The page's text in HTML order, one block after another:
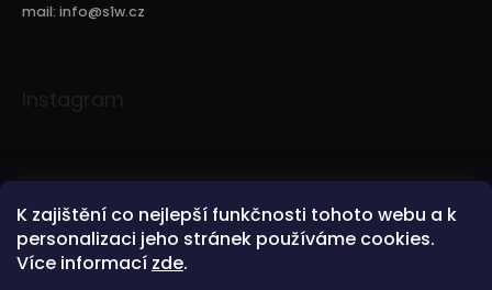
K zajištění co nejlepší funkčnosti tohoto webu a k
personalizaci jeho stránek používáme cookies.
Více informací zde.
mail: info@s1w.cz